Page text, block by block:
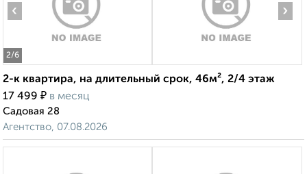
2/6
‹ ›
2-к квартира, на длительный срок, 46м², 2/4 этаж
17 499 ₽ в месяц
Садовая 28
Агентство, 07.08.2026